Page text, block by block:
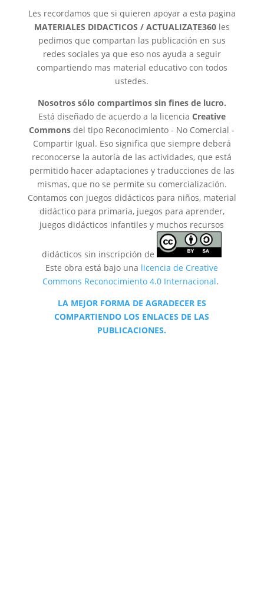
Les recordamos que si quieren apoyar a esta pagina
MATERIALES DIDACTICOS / ACTUALIZATE360les
pedimos que compartan las publicación en sus
redes sociales ya que eso nos ayuda a seguir
compartiendo mas material educativo con todos
ustedes.
Nosotros sólo compartimos sin fines de lucro.
Está diseñado de acuerdo a la licencia Creative
Commons del tipo Reconocimiento - No Comercial -
Compartir Igual. Eso significa que siempre deberá
reconocerse la autoría de las actividades, que está
permitido hacer adaptaciones y traducciones de las
mismas, que no se permite su comercialización.
Contamos con juegos didácticos para niños, material
didáctico para primaria, juegos para aprender,
juegos didácticos infantiles y muchos recursos
didácticos sin inscripción de
Este obra está bajo una licencia de Creative
Commons Reconocimiento 4.0 Internacional.
LA MEJOR FORMA DE AGRADECER ES
COMPARTIENDO LOS ENLACES DE LAS
PUBLICACIONES.